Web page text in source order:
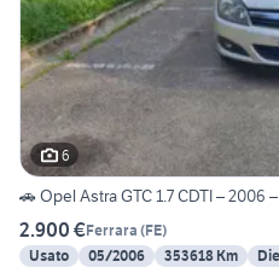
6
🚗 Opel Astra GTC 1.7 CDTI – 2006
2.900 €Ferrara (FE)
Usato
05/2006 353618 Km